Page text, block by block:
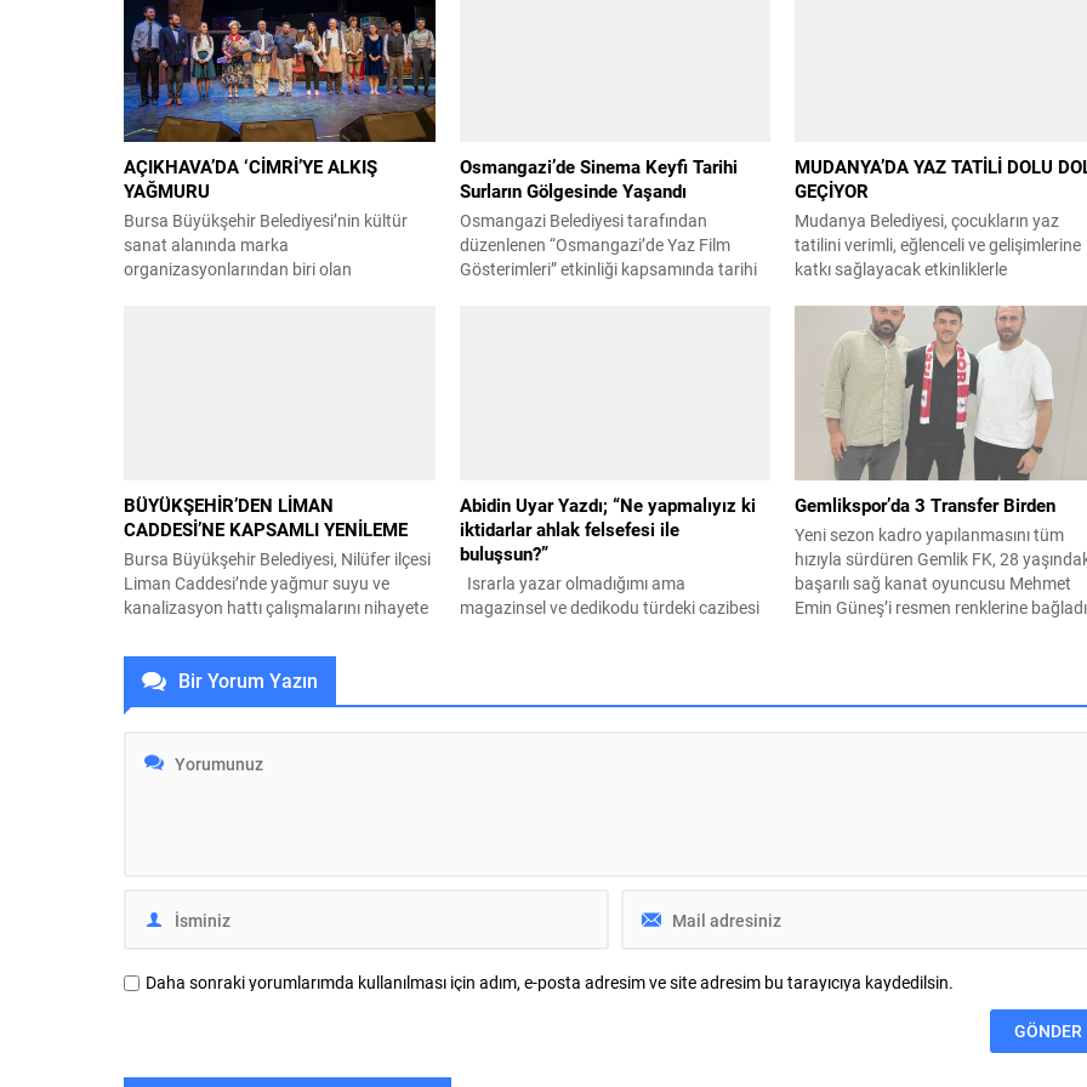
AÇIKHAVA’DA ‘CİMRİ’YE ALKIŞ
YAĞMURU
Bursa Büyükşehir Belediyesi’nin kültür
sanat alanında marka
organizasyonlarından biri olan
Osmangazi’de Sinema Keyfi Tarihi
Surların Gölgesinde Yaşandı
Osmangazi Belediyesi tarafından
düzenlenen “Osmangazi’de Yaz Film
Gösterimleri” etkinliği kapsamında tarihi
MUDANYA’DA YAZ TATİLİ DOLU
GEÇİYOR
Mudanya Belediyesi, çocukların yaz
tatilini verimli, eğlenceli ve gelişimlerine
katkı sağlayacak etkinliklerle
Yaz Kültür ve Sanat Kursları, Yaz Spor
Okulları ve “Mütareke’de Oyun Var”
etkinlikleriyle yüzlerce çocuğu sanat,
ve oyunla buluşturuyor. Eğitime yönelik
çalışmalarını yıl boyunca sürdüren
Mudanya Belediyesi, yaz tatilinde de
çocukların gelişimini destekleyen
programlar...
BÜYÜKŞEHİR’DEN LİMAN
CADDESİ’NE KAPSAMLI YENİLEME
Bursa Büyükşehir Belediyesi, Nilüfer ilçesi
Liman Caddesi’nde yağmur suyu ve
kanalizasyon hattı çalışmalarını nihayete
sürecine başladı. Büyükşehir Belediyesi
BUSKİ Genel Müdürlüğü, Nilüfer ilçesi
Odunluk Mahallesi’nde bulunan Liman
yağmur suyu ve kanalizasyon hattı
çalışmalarını tamamladı. BUSKİ ekipleri,
Abidin Uyar Yazdı; “Ne yapmalıyız ki
iktidarlar ahlak felsefesi ile
buluşsun?”
Israrla yazar olmadığımı ama
magazinsel ve dedikodu türdeki cazibesi
yormak istiyorum . Buna Sokratik yöntem
Gemlikspor’da 3 Transfer Birden
Yeni sezon kadro yapılanmasını tüm
hızıyla sürdüren Gemlik FK, 28
başarılı sağ kanat oyuncusu Mehmet
Emin Güneş’i resmen renklerine
takımların formalarını başarıyla
Bir Yorum Yazın
Daha sonraki yorumlarımda kullanılması için adım, e-posta adresim ve site adresim bu tarayıcıya kaydedilsin.